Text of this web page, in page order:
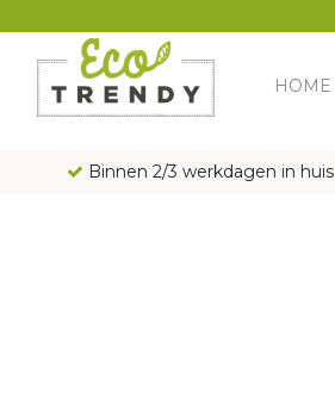
Main Navigation
HOME
Binnen 2/3 werkdagen in huis